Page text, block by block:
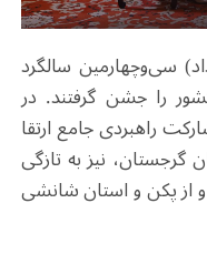
در 9 ژوئن (19 خرداد) سی‌وچهارمین سالگرد
را جشن گرفتند. در
راهبردی جامع ارتقا
گرجستان، نیز به‌ تازگی
از پکن و استان شانشی